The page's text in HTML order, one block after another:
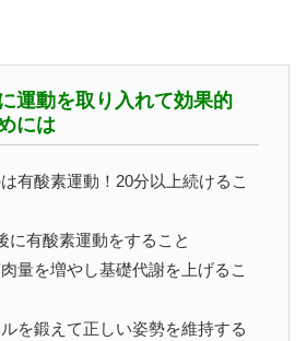
運動を取り入れて効果的
には
有酸素運動！20分以上続けるこ
に有酸素運動をすること
量を増やし基礎代謝を上げるこ
を鍛えて正しい姿勢を維持する